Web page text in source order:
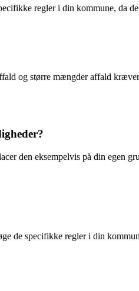
regler i din kommune, da
og større mængder affald
den eksempelvis på din egen
de specifikke regler i din